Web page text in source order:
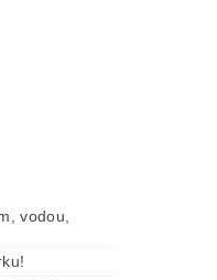
vodou,